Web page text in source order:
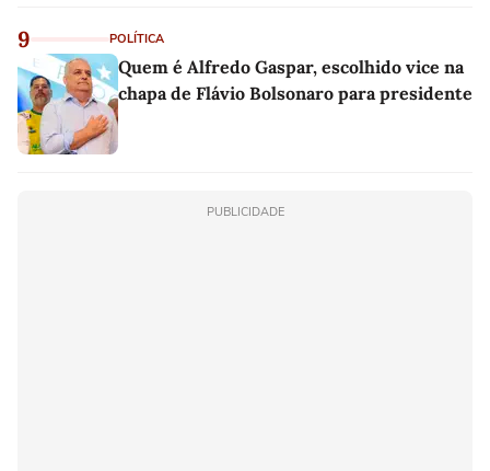
9 POLÍTICA
Quem é Alfredo Gaspar, escolhido vice na
chapa de Flávio Bolsonaro para presidente
PUBLICIDADE